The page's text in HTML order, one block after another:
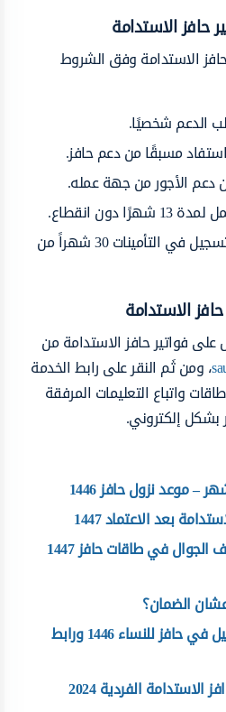
الاستدامة
الاستدامة وفق الشروط
الدعم شخصيًا.
مسبقًا من دعم حافز.
دعم الأجور من جهة عمله.
دون انقطاع.
يجب ألا يتعدى مدة التسجيل في التأمينات 30 شهراً من
الاستدامة
على فواتير حافز الاستدامة من
، ومن ثَم النقر على رابط الخدمة
واتباع التعليمات المرفقة
بشكل إلكتروني.
– موعد نزول حافز 1446
بعد الاعتماد 1447
كيفية تغيير رقم الهاتف الجوال في طاقات حافز 1447
الضمان؟
خطوات وشروط التسجيل في حافز للنساء 1446 ورابط
الفردية 2024